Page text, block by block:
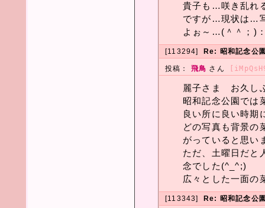
貴子も…咲き乱れ
ですが…現状は…
よぉ～…(＾＾；)
[113294] Re: 昭和記念公
投稿： 飛鳥 さん
麗子さま お久し
昭和記念公園では
良い所に良い時期
どの写真も背景の
がっていると思い
ただ、土曜日だと
念でした(^_^;)
広々とした一面の
[113343] Re: 昭和記念公